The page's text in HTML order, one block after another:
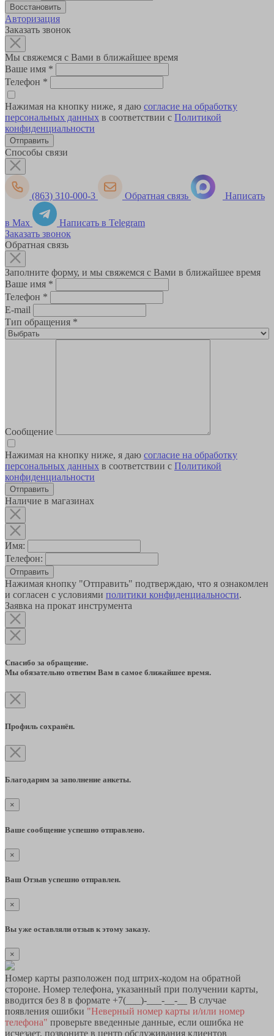
Авторизация
Заказать звонок
Мы свяжемся с Вами в ближайшее время
Ваше имя *
Телефон *
Нажимая на кнопку ниже, я даю согласие на обработку
персональных данных в соответствии с Политикой
конфиденциальности
Способы связи
(863) 310-000-3 Обратная связь Написать
в Max
Написать в Telegram
Заказать звонок
Обратная связь
Заполните форму, и мы свяжемся с Вами в ближайшее время
Ваше имя *
Телефон *
E-mail
Тип обращения *
Сообщение
Нажимая на кнопку ниже, я даю согласие на обработку
персональных данных в соответствии с Политикой
конфиденциальности
Наличие в магазинах
Имя:
Телефон:
Отправить
Нажимая кнопку "Отправить" подтверждаю, что я ознакомлен
и согласен с условиями политики конфиденциальности.
Заявка на прокат инструмента
Спасибо за обращение.
Мы обязательно ответим Вам в самое ближайшее время.
Профиль сохранён.
Благодарим за заполнение анкеты.
×
Ваше сообщение успешно отправлено.
×
Ваш Отзыв успешно отправлен.
×
Вы уже оставляли отзыв к этому заказу.
×
Номер карты разположен под штрих-кодом на обратной
стороне. Номер телефона, указанный при получении карты,
вводится без 8 в формате +7(___)-___-__-__ В случае
появления ошибки "Неверный номер карты и/или номер
телефона" проверьте введенные данные, если ошибка не
исчезает, позвоните в центр обслуживания клиентов